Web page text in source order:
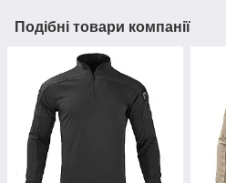
Подібні товари компанії